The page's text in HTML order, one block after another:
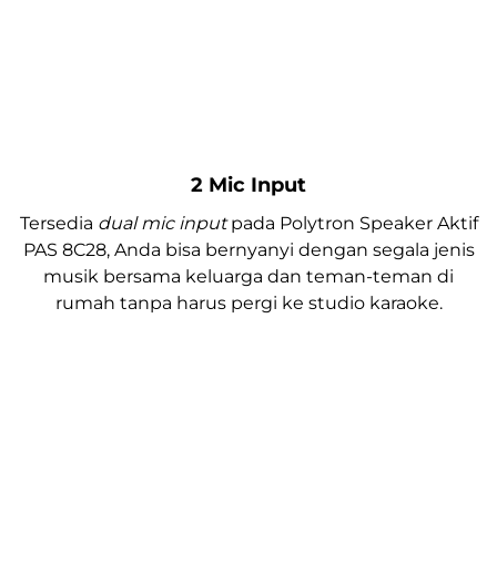
2 Mic Input
Tersedia dual mic inputpada Polytron Speaker Aktif
PAS 8C28, Anda bisa bernyanyi dengan segala jenis
musik bersama keluarga dan teman-teman di
rumah tanpa harus pergi ke studio karaoke.